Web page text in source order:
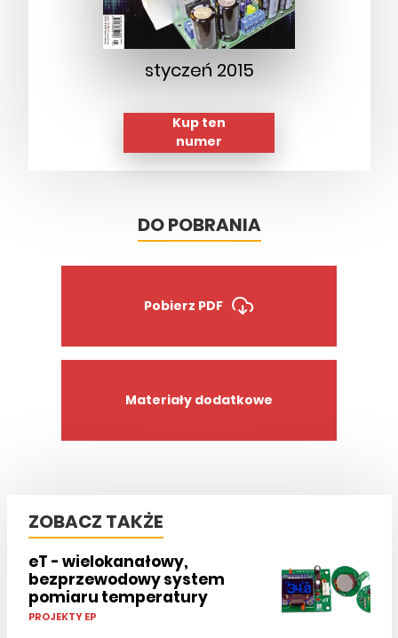
styczeń 2015
Kup ten
numer
DO POBRANIA
Pobierz PDF
Materiały dodatkowe
ZOBACZ TAKŻE
eT - wielokanałowy,
bezprzewodowy system
pomiaru temperatury
PROJEKTY EP